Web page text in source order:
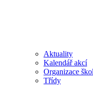
Aktuality
Kalendář akcí
Organizace
Třídy